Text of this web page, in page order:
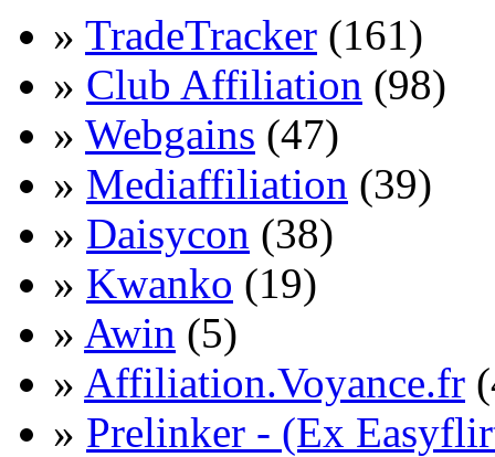
» TradeTracker (161)
» Club Affiliation (98)
» Webgains (47)
» Mediaffiliation (39)
» Daisycon (38)
» Kwanko (19)
» Awin (5)
» Affiliation.Voyance.fr
» Prelinker - (Ex